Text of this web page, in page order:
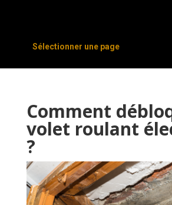
Sélectionner une page
Comment
volet roulant
?